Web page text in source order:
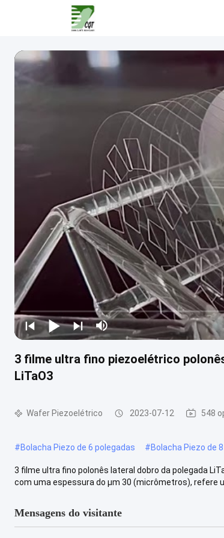
3 filme ultra fino piezoelétrico
LiTaO3
Wafer Piezoelétrico 2023-07-12 548
#Bolacha Piezo de 6 polegadas #Bolacha Piezo de
3 filme ultra fino polonês lateral dobro da polegada
com uma espessura do μm 30 (micrômetros), refere
Mensagens do visitante